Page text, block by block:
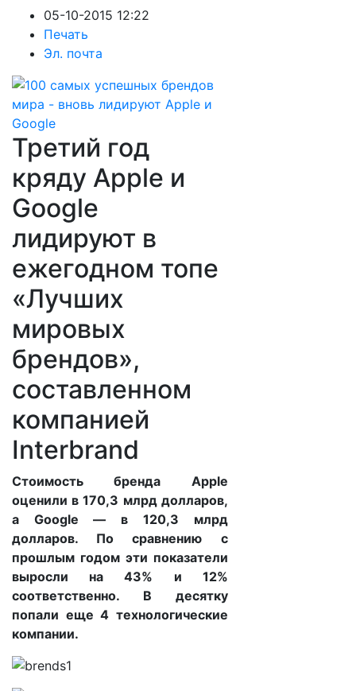
05-10-2015 12:22
Печать
Эл. почта
Третий год
кряду Apple и
Google
лидируют в
ежегодном топе
«Лучших
мировых
брендов»,
составленном
компанией
Interbrand
Стоимость бренда Apple
оценили в 170,3 млрд долларов,
а Google — в 120,3 млрд
долларов. По сравнению с
прошлым годом эти показатели
выросли на 43% и 12%
соответственно. В десятку
попали еще 4 технологические
компании.